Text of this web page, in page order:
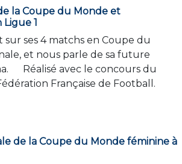
la Coupe du Monde et
Ligue 1
ses 4 matchs en Coupe du
et nous parle de sa future
Réalisé avec le concours du
Française de Football.
de la Coupe du Monde féminine à